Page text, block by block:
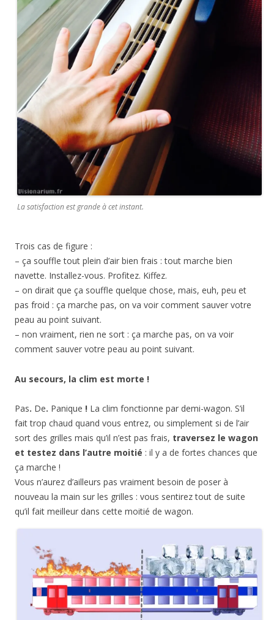
La satisfaction est grande à cet instant.
Trois cas de figure :
– ça souffle tout plein d’air bien frais : tout marche bien
navette. Installez-vous. Profitez. Kiffez.
– on dirait que ça souffle quelque chose, mais, euh, peu et
pas froid : ça marche pas, on va voir comment sauver votre
peau au point suivant.
– non vraiment, rien ne sort : ça marche pas, on va voir
comment sauver votre peau au point suivant.
Au secours, la clim est morte !
Pas. De. Panique ! La clim fonctionne par demi-wagon. S’il
fait trop chaud quand vous entrez, ou simplement si de l’air
sort des grilles mais qu’il n’est pas frais, traversez le wagon
et testez dans l’autre moitié : il y a de fortes chances que
ça marche !
Vous n’aurez d’ailleurs pas vraiment besoin de poser à
nouveau la main sur les grilles : vous sentirez tout de suite
qu’il fait meilleur dans cette moitié de wagon.